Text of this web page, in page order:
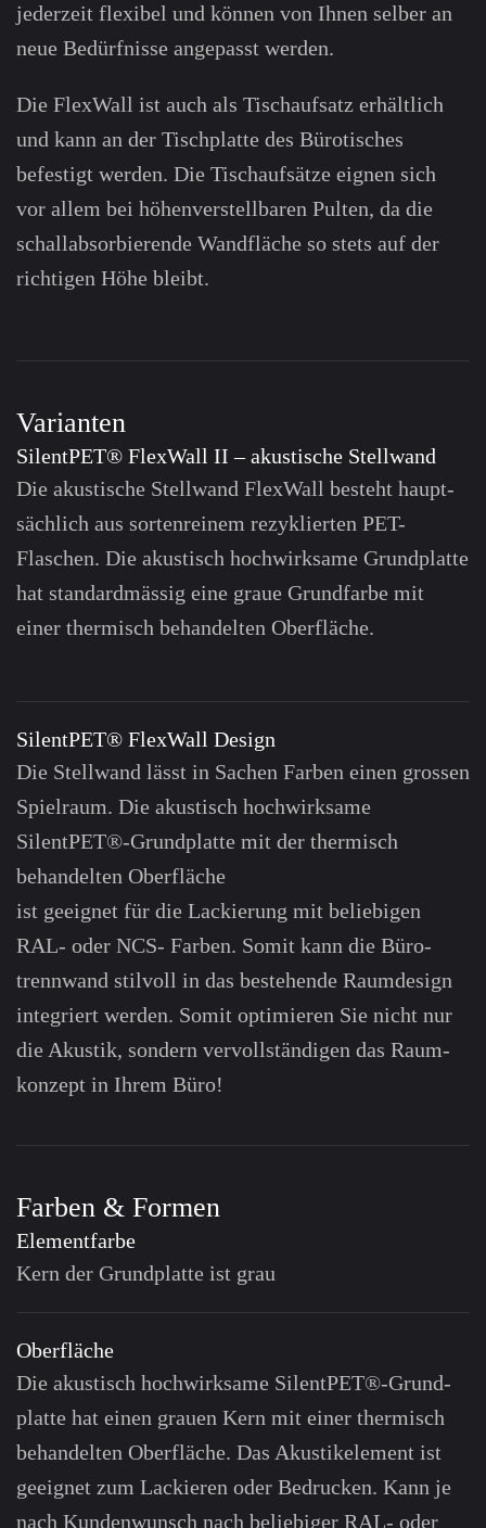
jederzeit flexibel und können von Ihnen selber an
neue Bedürf­nisse angepasst werden.
Die FlexWall ist auch als Tisch­aufsatz erhältlich
und kann an der Tisch­platte des Büro­tisches
befestigt werden. Die Tischaufsätze eignen sich
vor allem bei höhen­verstell­baren Pulten, da die
schall­absor­bierende Wandfläche so stets auf der
richtigen Höhe bleibt.
Varianten
SilentPET® FlexWall II – akustische Stellwand
Die akustische Stell­wand FlexWall besteht haupt­
sächlich aus sortenreinem rezyklierten PET-
Flaschen. Die akustisch hochwirksame Grund­platte
hat standard­mässig eine graue Grund­farbe mit
einer thermisch be­handelten Ober­fläche.
SilentPET® FlexWall Design
Die Stellwand lässt in Sachen Farben einen grossen
Spielraum. Die akustisch hoch­wirksame
SilentPET®-Grund­platte mit der thermisch
behandelten Ober­fläche
ist geeignet für die Lack­ierung mit beliebigen
RAL- oder NCS- Farben. Somit kann die Büro­
trenn­wand stilvoll in das bestehende Raum­design
integriert werden. Somit optimieren Sie nicht nur
die Akustik, sondern ver­voll­ständigen das Raum­
konzept in Ihrem Büro!
Farben & Formen
Elementfarbe
Kern der Grund­platte ist grau
Oberfläche
Die akustisch hoch­wirksame SilentPET®-Grund­
platte hat einen grauen Kern mit einer thermisch
beh­andelten Ober­fläche. Das Akustik­element ist
ge­eignet zum Lack­ieren oder Be­drucken. Kann je
nach Kunden­wunsch nach be­liebiger RAL- oder